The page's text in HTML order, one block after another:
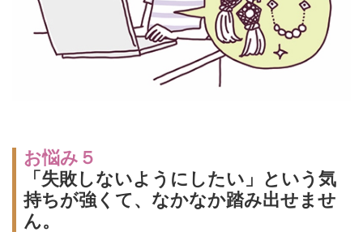
お悩み５
「失敗しないようにしたい」という気
持ちが強くて、なかなか踏み出せませ
ん。